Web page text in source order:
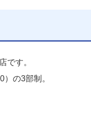
です。
の3部制。